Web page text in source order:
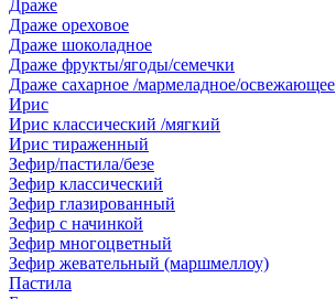
Драже
Драже ореховое
Драже шоколадное
Драже фрукты/ягоды/семечки
Драже сахарное /мармеладное/освежающее
Ирис
Ирис классический /мягкий
Ирис тираженный
Зефир/пастила/безе
Зефир классический
Зефир глазированный
Зефир с начинкой
Зефир многоцветный
Зефир жевательный (маршмеллоу)
Пастила